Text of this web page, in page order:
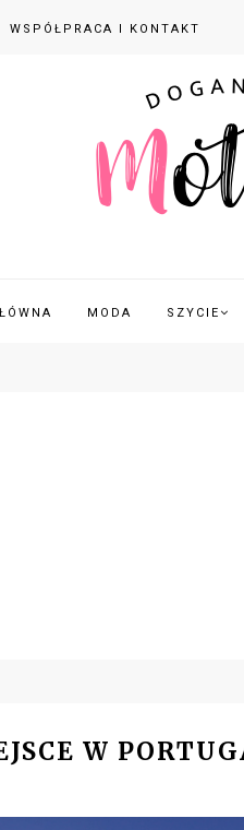
WSPÓŁPRACA I KONTAKT
MODA SZYCIE
W